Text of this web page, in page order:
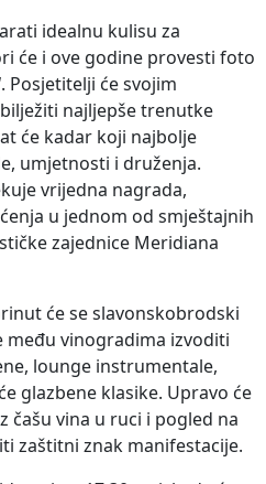
idealnu kulisu za
će i ove godine provesti foto
. Posjetitelji će svojim
najljepše trenutke
će kadar koji najbolje
umjetnosti i druženja.
vrijedna nagrada,
u jednom od smještajnih
zajednice Meridiana
će se slavonskobrodski
među vinogradima izvoditi
lounge instrumentale,
glazbene klasike. Upravo će
čašu vina u ruci i pogled na
zaštitni znak manifestacije.